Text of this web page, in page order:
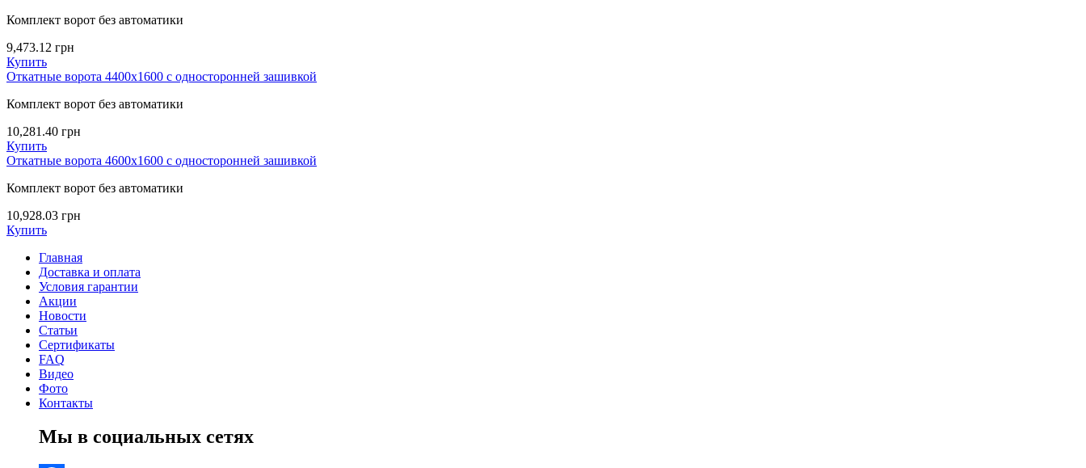
Комплект ворот без автоматики
9,473.12 грн
Купить
Откатные ворота 4400х1600 с односторонней зашивкой
Комплект ворот без автоматики
10,281.40 грн
Купить
Откатные ворота 4600х1600 с односторонней зашивкой
Комплект ворот без автоматики
10,928.03 грн
Купить
Главная
Доставка и оплата
Условия гарантии
Акции
Новости
Статьи
Сертификаты
FAQ
Видео
Фото
Контакты
Мы в социальных сетях